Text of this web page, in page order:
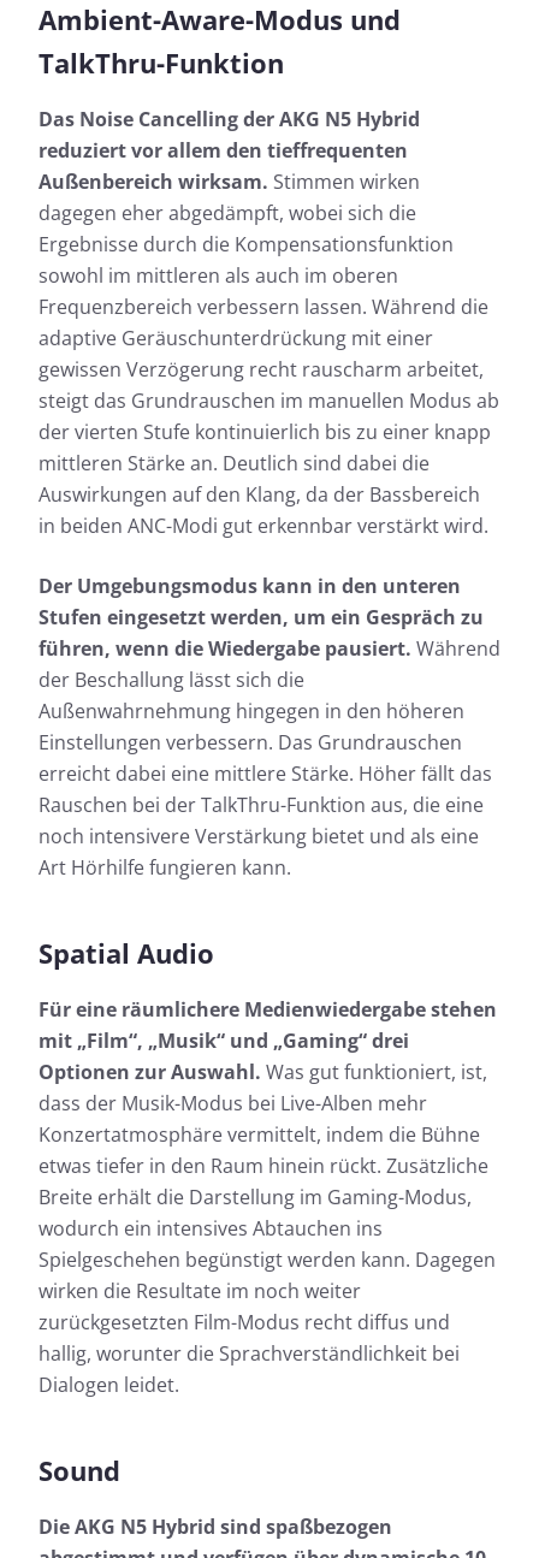
Ambient-Aware-Modus und
TalkThru-Funktion
Das Noise Cancelling der AKG N5 Hybrid
reduziert vor allem den tieffrequenten
Außenbereich wirksam. Stimmen wirken
dagegen eher abgedämpft, wobei sich die
Ergebnisse durch die Kompensationsfunktion
sowohl im mittleren als auch im oberen
Frequenzbereich verbessern lassen. Während die
adaptive Geräuschunterdrückung mit einer
gewissen Verzögerung recht rauscharm arbeitet,
steigt das Grundrauschen im manuellen Modus ab
der vierten Stufe kontinuierlich bis zu einer knapp
mittleren Stärke an. Deutlich sind dabei die
Auswirkungen auf den Klang, da der Bassbereich
in beiden ANC-Modi gut erkennbar verstärkt wird.
Der Umgebungsmodus kann in den unteren
Stufen eingesetzt werden, um ein Gespräch zu
führen, wenn die Wiedergabe pausiert. Während
der Beschallung lässt sich die
Außenwahrnehmung hingegen in den höheren
Einstellungen verbessern. Das Grundrauschen
erreicht dabei eine mittlere Stärke. Höher fällt das
Rauschen bei der TalkThru-Funktion aus, die eine
noch intensivere Verstärkung bietet und als eine
Art Hörhilfe fungieren kann.
Spatial Audio
Für eine räumlichere Medienwiedergabe stehen
mit „Film“, „Musik“ und „Gaming“ drei
Optionen zur Auswahl. Was gut funktioniert, ist,
dass der Musik-Modus bei Live-Alben mehr
Konzertatmosphäre vermittelt, indem die Bühne
etwas tiefer in den Raum hinein rückt. Zusätzliche
Breite erhält die Darstellung im Gaming-Modus,
wodurch ein intensives Abtauchen ins
Spielgeschehen begünstigt werden kann. Dagegen
wirken die Resultate im noch weiter
zurückgesetzten Film-Modus recht diffus und
hallig, worunter die Sprachverständlichkeit bei
Dialogen leidet.
Sound
Die AKG N5 Hybrid sind spaßbezogen